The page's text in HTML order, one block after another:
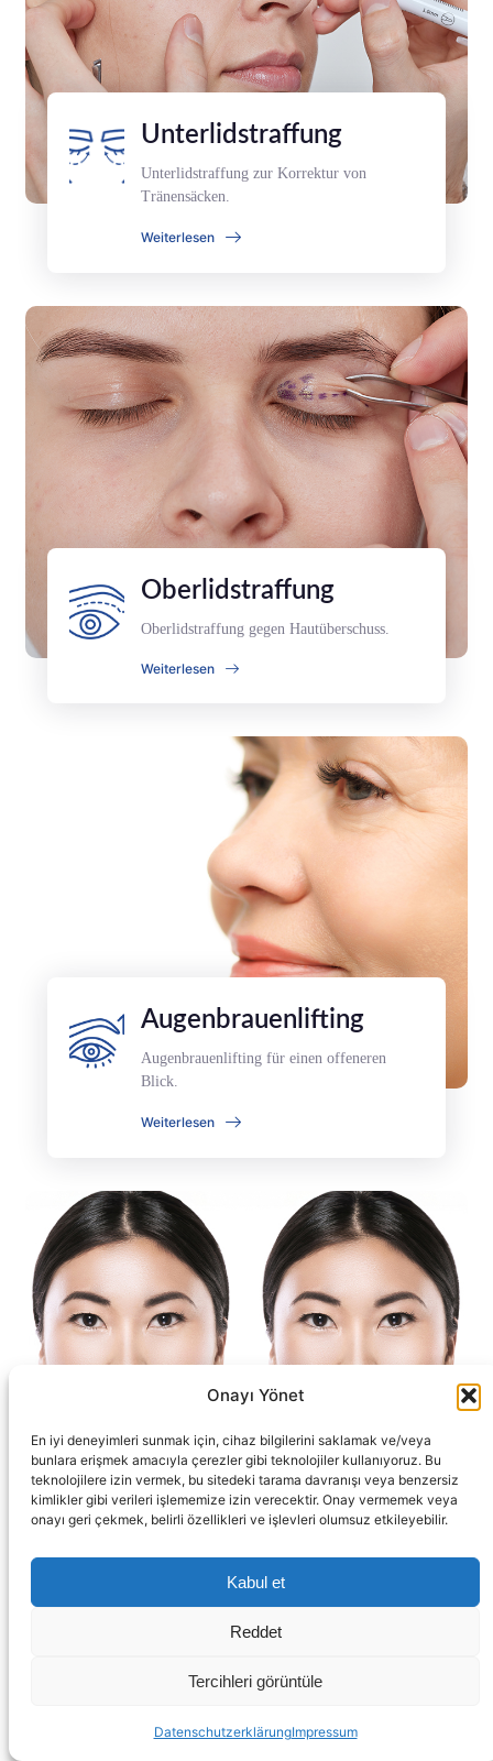
Onayı Yönet
En iyi deneyimleri sunmak için, cihaz bilgilerini saklamak ve/veya
bunlara erişmek amacıyla çerezler gibi teknolojiler kullanıyoruz. Bu
teknolojilere izin vermek, bu sitedeki tarama davranışı veya benzersiz
kimlikler gibi verileri işlememize izin verecektir. Onay vermemek veya
onayı geri çekmek, belirli özellikleri ve işlevleri olumsuz etkileyebilir.
Kabul et
Reddet
Tercihleri görüntüle
DatenschutzerklärungImpressum
Unterlidstraffung
Unterlidstraffung zur Korrektur von
Tränensäcken.
Weiterlesen
Oberlidstraffung
Oberlidstraffung gegen Hautüberschuss.
Weiterlesen
Augenbrauenlifting
Augenbrauenlifting für einen offeneren
Blick.
Weiterlesen
Bichat-Fett entfernen
Bichektomie für ein schmaleres Gesicht.
Weiterlesen